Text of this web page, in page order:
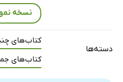
طرح
نسخه
دسته‌ها
کتاب‌های
کتاب‌های